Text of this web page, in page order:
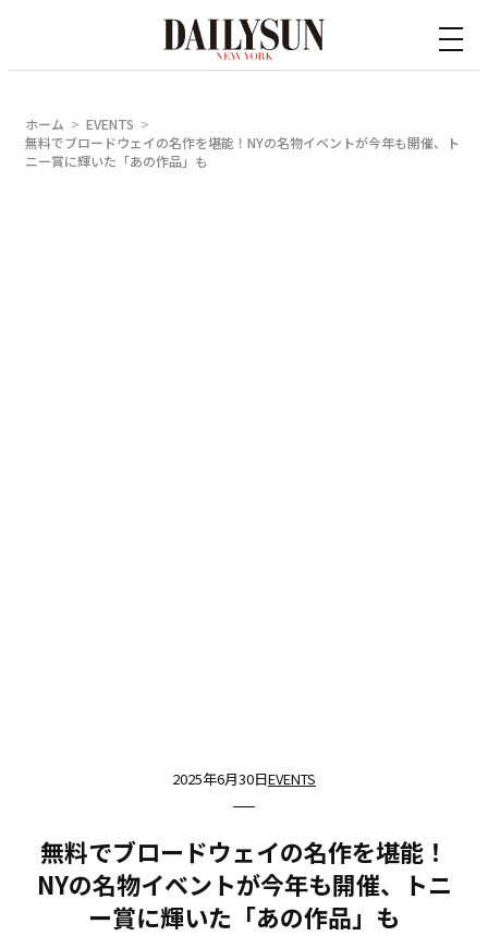
ホーム
EVENTS
無料でブロードウェイの名作を堪能！NYの名物イベントが今年も開催、ト
ニー賞に輝いた「あの作品」も
2025年6月30日EVENTS
無料でブロードウェイの名作を堪能！
NYの名物イベントが今年も開催、トニ
ー賞に輝いた「あの作品」も